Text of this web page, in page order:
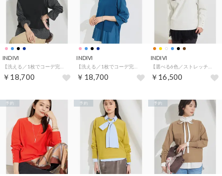
INDIVI
￥18,700
INDIVI
￥18,700
INDIVI
￥16,500
予約 予約 予約